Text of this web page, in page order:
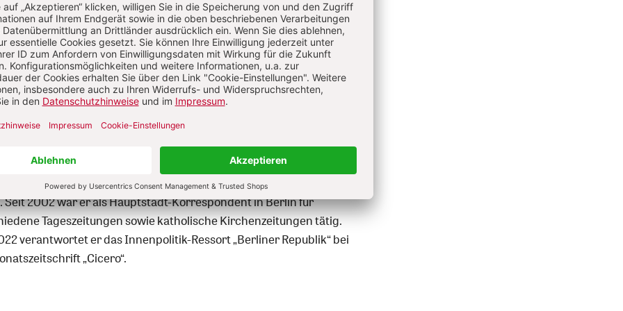
Anmelden
Resing
Resing, geboren 1970, ist Journalist und Buchautor. Von 2014 bis
2022 war er Chefredakteur der „Herder Korrespondenz“. Zuvor
Redakteur der Katholischen Nachrichten-Agentur (KNA) in
Seit 2002 war er als Hauptstadt-Korrespondent in Berlin für
Tageszeitungen sowie katholische Kirchenzeitungen tätig.
verantwortet er das Innenpolitik-Ressort „Berliner Republik“ bei
„Cicero“.